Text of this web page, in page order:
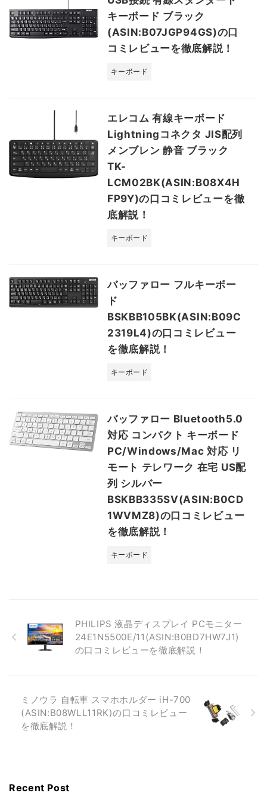
キーボード ブラック
(ASIN:B07JGP94GS)の口
コミレビューを徹底解説！
キーボード
エレコム 有線キーボード
Lightningコネクタ JIS配列
メンブレン 静音 ブラック
TK-
LCM02BK(ASIN:B08X4H
FP9Y)の口コミレビューを徹
底解説！
キーボード
バッファロー フルキーボー
ド
BSKBB105BK(ASIN:B09C
2319L4)の口コミレビュー
を徹底解説！
キーボード
バッファロー Bluetooth5.0
対応 コンパクト キーボード
PC/Windows/Mac 対応 リ
モート テレワーク 在宅 US配
列 シルバー
BSKBB335SV(ASIN:B0CD
1WVMZ8)の口コミレビュー
を徹底解説！
キーボード
PHILIPS 液晶ディスプレイ PCモニター
24E1N5500E/11(ASIN:B0BD7HW7J1)
の口コミレビューを徹底解説！
ミノウラ 自転車 スマホホルダー iH-700
(ASIN:B08WLL11RK)の口コミレビュー
を徹底解説！
Recent Post